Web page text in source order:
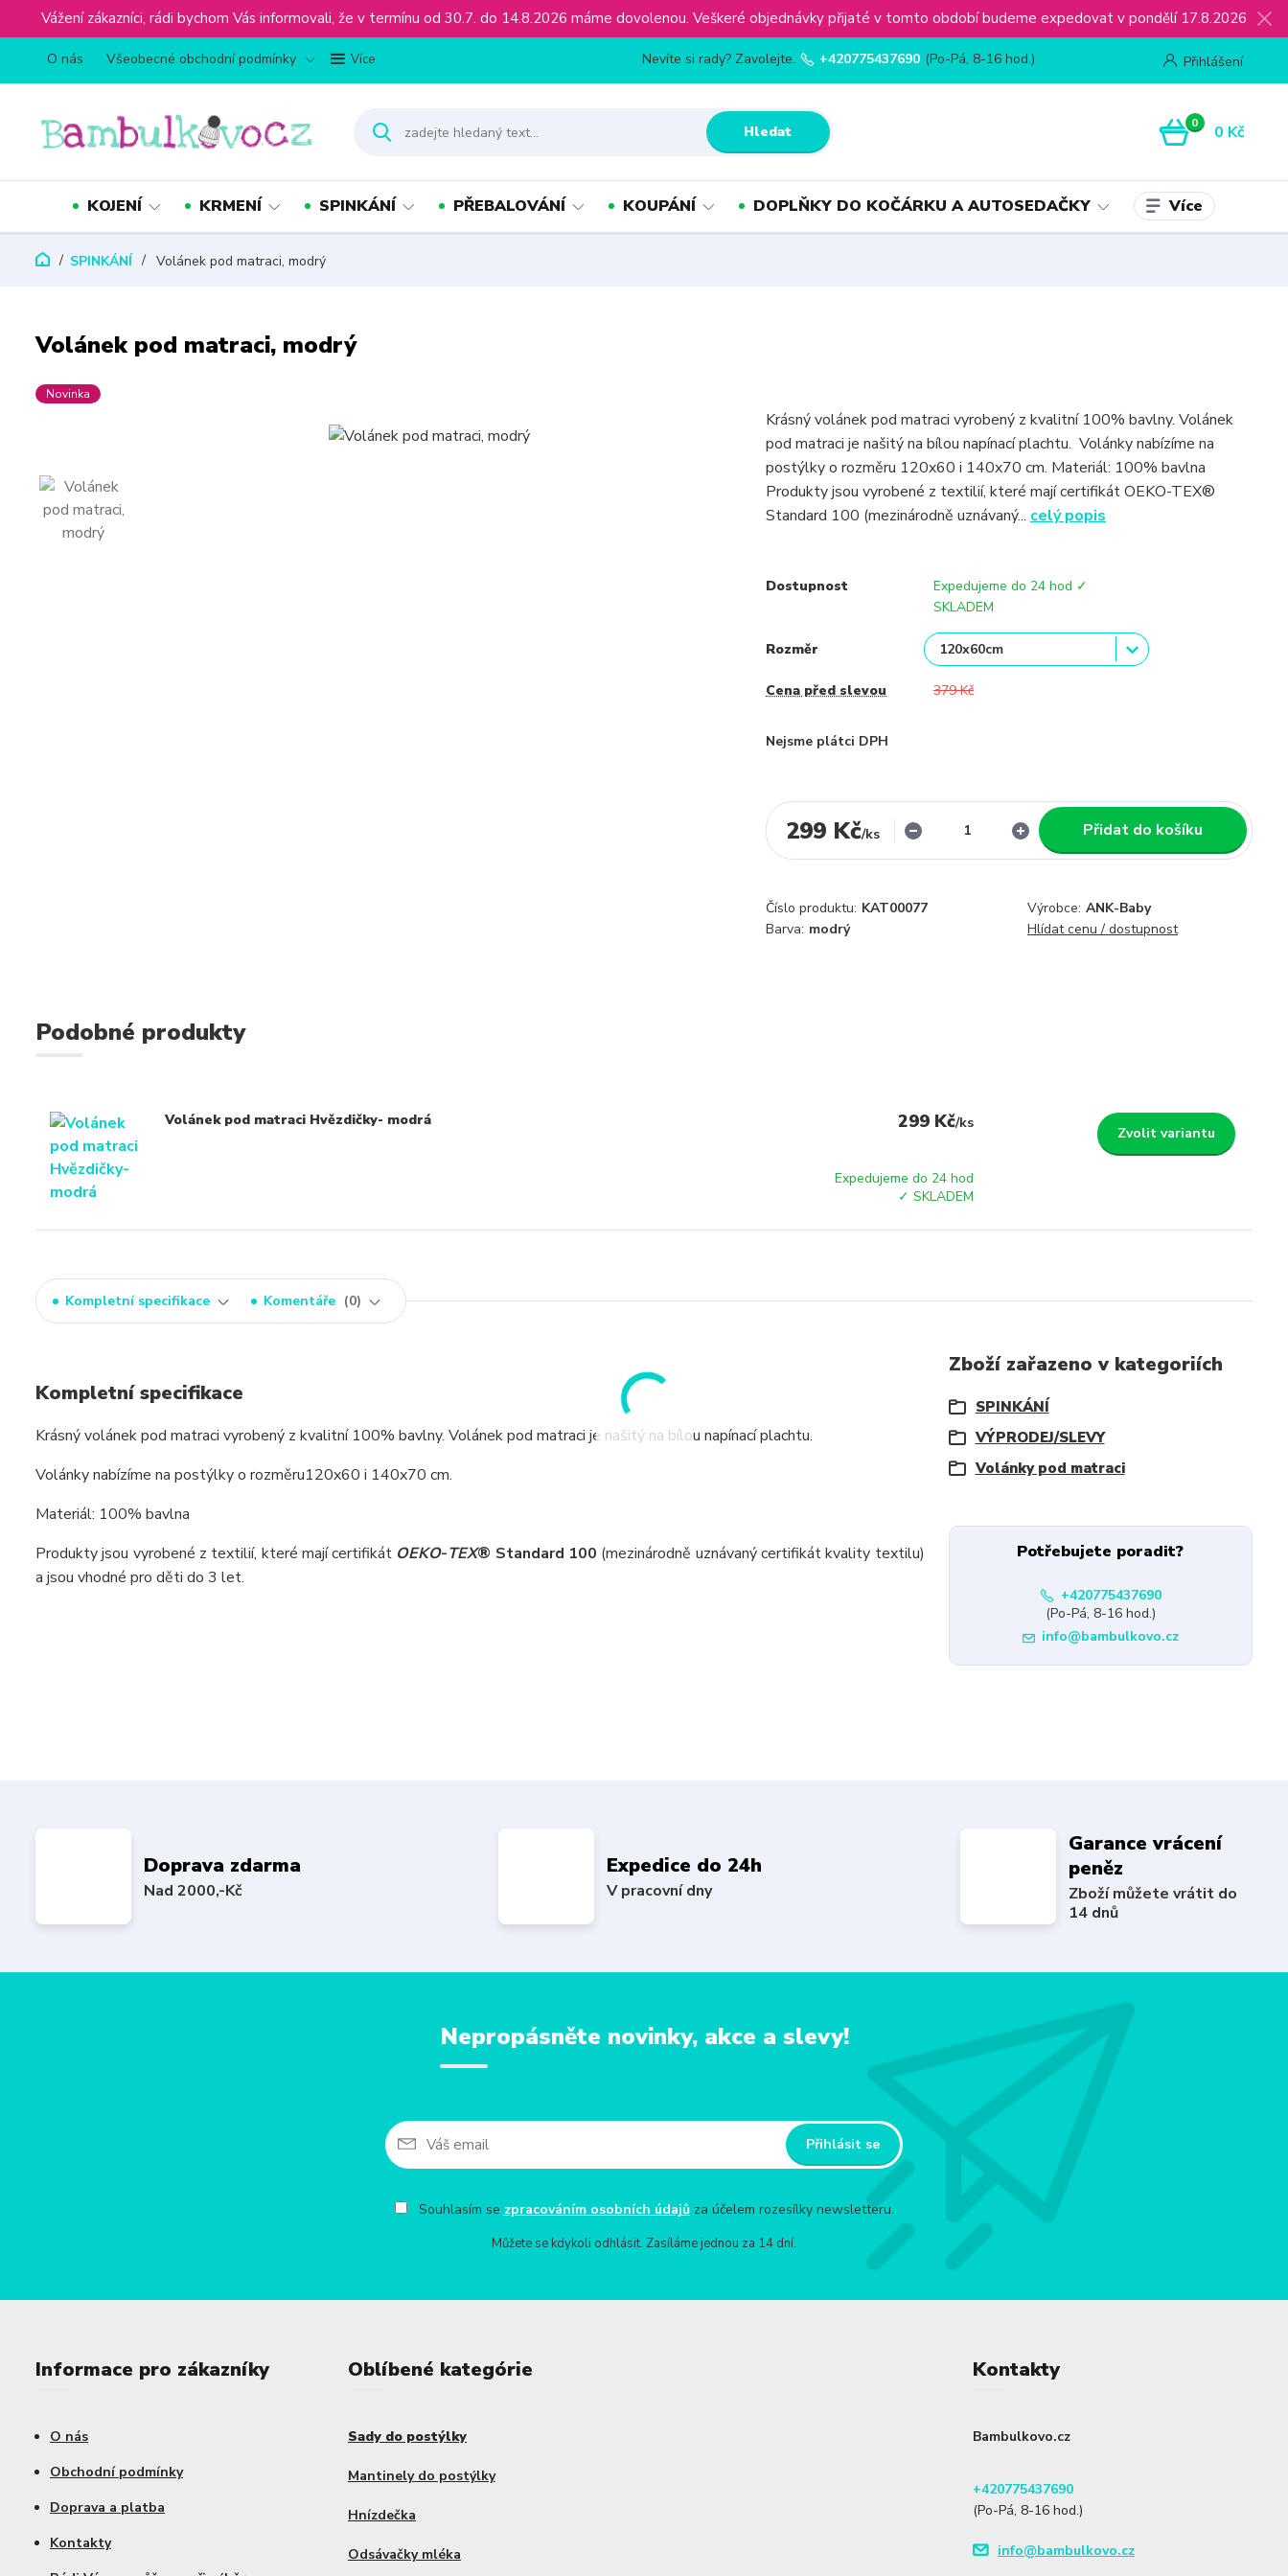
Vážení zákazníci, rádi bychom Vás informovali, že v termínu od 30.7. do 14.8.2026 máme dovolenou. Veškeré objednávky přijaté v tomto období budeme expedovat v pondělí 17.8.2026
O nás Všeobecné obchodní podmínky Více Přihlášení
Hledat
Nevíte si rady? Zavolejte. +420775437690 (Po-Pá, 8-16 hod.)
0 0 Kč
KOJENÍ KRMENÍ SPINKÁNÍ PŘEBALOVÁNÍ KOUPÁNÍ DOPLŇKY DO KOČÁRKU A AUTOSEDAČKY Více
SPINKÁNÍ Volánek pod matraci, modrý
Volánek pod matraci, modrý
Novinka
Krásný volánek pod matraci vyrobený z kvalitní 100% bavlny. Volánek
pod matraci je našitý na bílou napínací plachtu. Volánky nabízíme na
postýlky o rozměru 120x60 i 140x70 cm. Materiál: 100% bavlna
Produkty jsou vyrobené z textilií, které mají certifikát OEKO-TEX®
Standard 100 (mezinárodně uznávaný... celý popis
Dostupnost
Expedujeme do 24 hod ✓
SKLADEM
Rozměr
Cena před slevou 379 Kč
Nejsme plátci DPH
299 Kč/ks Přidat do košíku
Číslo produktu: KAT00077 Výrobce: ANK-Baby
Barva: modrý Hlídat cenu / dostupnost
Podobné produkty
Volánek pod matraci Hvězdičky- modrá 299 Kč/ks
Expedujeme do 24 hod
✓ SKLADEM
Zvolit variantu
Kompletní specifikace Komentáře 0
Kompletní specifikace
Krásný volánek pod matraci vyrobený z kvalitní 100% bavlny. Volánek pod matraci je našitý na bílou napínací plachtu.
Volánky nabízíme na postýlky o rozměru120x60 i 140x70 cm.
Materiál: 100% bavlna
Produkty jsou vyrobené z textilií, které mají certifikát OEKO-TEX® Standard 100 (mezinárodně uznávaný certifikát kvality textilu)
a jsou vhodné pro děti do 3 let.
Zboží zařazeno v kategoriích
SPINKÁNÍ
VÝPRODEJ/SLEVY
Volánky pod matraci
Potřebujete poradit?
+420775437690
(Po-Pá, 8-16 hod.)
info@bambulkovo.cz
Doprava zdarma
Nad 2000,-Kč
Expedice do 24h
V pracovní dny
Garance vrácení
peněz
Zboží můžete vrátit do
14 dnů
Nepropásněte novinky, akce a slevy!
Přihlásit se
Souhlasím se zpracováním osobních údajůza účelem rozesílky newsletteru.
Můžete se kdykoli odhlásit. Zasíláme jednou za 14 dní.
Informace pro zákazníky
O nás
Obchodní podmínky
Doprava a platba
Kontakty
Oblíbené kategórie
Sady do postýlky
Mantinely do postýlky
Hnízdečka
Odsávačky mléka
Kontakty
Bambulkovo.cz
+420775437690
(Po-Pá, 8-16 hod.)
info@bambulkovo.cz